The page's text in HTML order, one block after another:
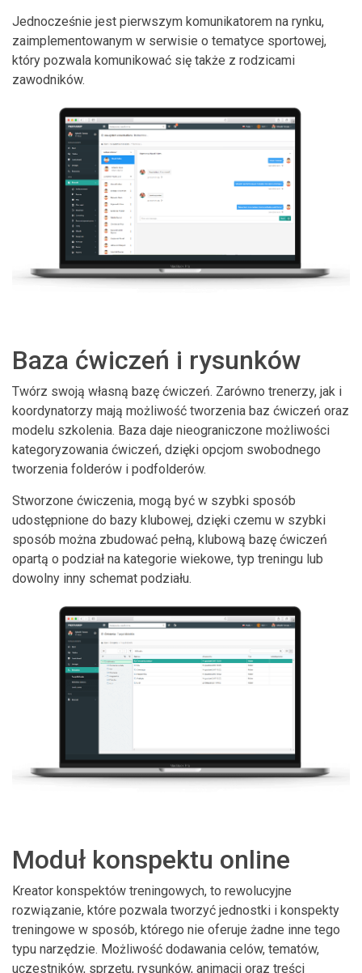
Jednocześnie jest pierwszym komunikatorem na rynku,
zaimplementowanym w serwisie o tematyce sportowej,
który pozwala komunikować się także z rodzicami
zawodników.
Baza ćwiczeń i rysunków
Twórz swoją własną bazę ćwiczeń. Zarówno trenerzy, jak i
koordynatorzy mają możliwość tworzenia baz ćwiczeń oraz
modelu szkolenia. Baza daje nieograniczone możliwości
kategoryzowania ćwiczeń, dzięki opcjom swobodnego
tworzenia folderów i podfolderów.
Stworzone ćwiczenia, mogą być w szybki sposób
udostępnione do bazy klubowej, dzięki czemu w szybki
sposób można zbudować pełną, klubową bazę ćwiczeń
opartą o podział na kategorie wiekowe, typ treningu lub
dowolny inny schemat podziału.
Moduł konspektu online
Kreator konspektów treningowych, to rewolucyjne
rozwiązanie, które pozwala tworzyć jednostki i konspekty
treningowe w sposób, którego nie oferuje żadne inne tego
typu narzędzie. Możliwość dodawania celów, tematów,
uczestników, sprzętu, rysunków, animacji oraz treści